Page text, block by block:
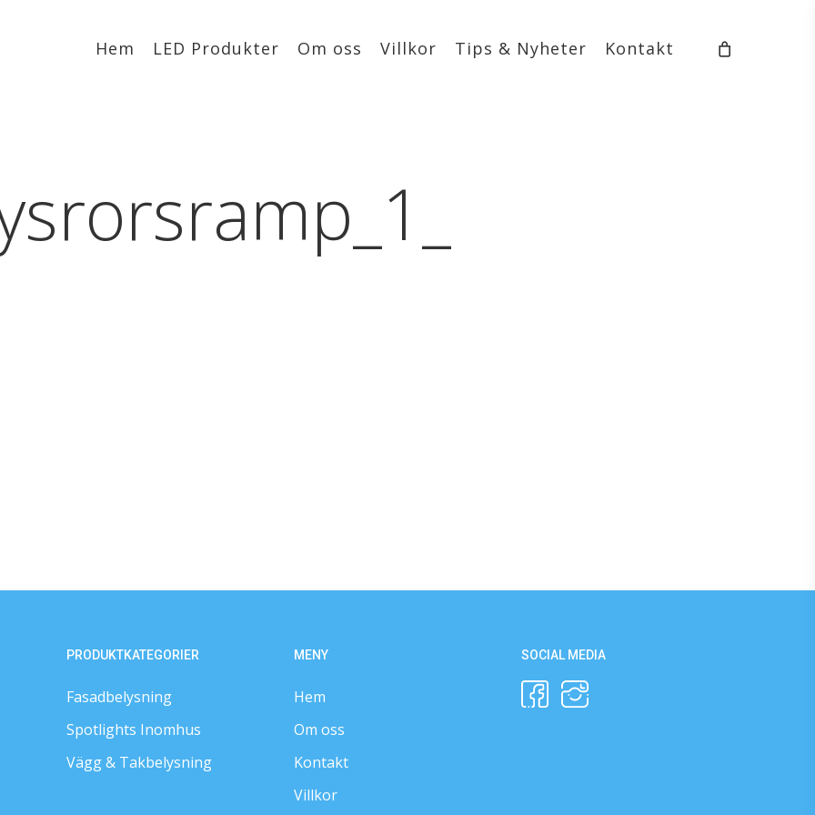
Hem LED Produkter Om oss Villkor Tips & Nyheter Kontakt
PRODUKTKATEGORIER
Fasadbelysning
Spotlights Inomhus
Vägg & Takbelysning
MENY
Hem
Om oss
Kontakt
Villkor
SOCIAL MEDIA